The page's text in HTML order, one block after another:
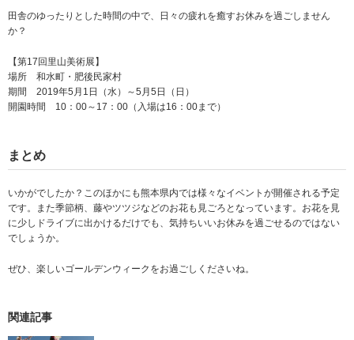
田舎のゆったりとした時間の中で、日々の疲れを癒すお休みを過ごしません
か？
【第17回里山美術展】
場所 和水町・肥後民家村
期間 2019年5月1日（水）～5月5日（日）
開園時間 10：00～17：00（入場は16：00まで）
まとめ
いかがでしたか？このほかにも熊本県内では様々なイベントが開催される予定
です。また季節柄、藤やツツジなどのお花も見ごろとなっています。お花を見
に少しドライブに出かけるだけでも、気持ちいいお休みを過ごせるのではない
でしょうか。
ぜひ、楽しいゴールデンウィークをお過ごしくださいね。
関連記事